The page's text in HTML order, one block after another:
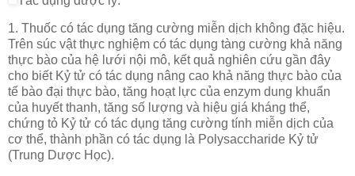
1. Thuốc có tác dụng tăng cường miễn dịch không đặc hiệu.
Trên súc vật thực nghiệm có tác dụng tàng cường khả năng
thực bào của hệ lưới nội mô, kết quả nghiên cứu gần đây
cho biết Kỷ tử có tác dụng nâng cao khả năng thực bào của
tế bào đại thực bào, tăng hoạt lực của enzym dung khuẩn
của huyết thanh, tăng số lượng và hiệu giá kháng thể,
chứng tỏ Kỷ tử có tác dụng tăng cường tính miễn dịch của
cơ thể, thành phần có tác dụng là Polysaccharide Kỷ tử
(Trung Dược Học).